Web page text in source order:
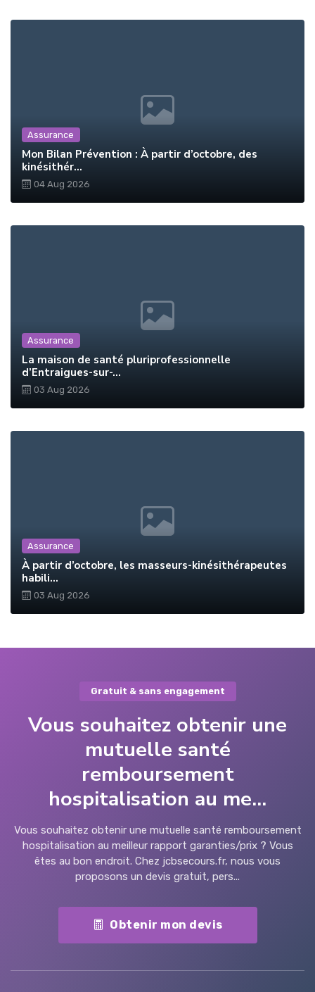
Assurance
Mon Bilan Prévention : À partir d’octobre, des
kinésithér...
04 Aug 2026
Assurance
La maison de santé pluriprofessionnelle
d’Entraigues-sur-...
03 Aug 2026
Assurance
À partir d’octobre, les masseurs-kinésithérapeutes
habili...
03 Aug 2026
Gratuit & sans engagement
Vous souhaitez obtenir une
mutuelle santé
remboursement
hospitalisation au me...
Vous souhaitez obtenir une mutuelle santé remboursement
hospitalisation au meilleur rapport garanties/prix ? Vous
êtes au bon endroit. Chez jcbsecours.fr, nous vous
proposons un devis gratuit, pers...
Obtenir mon devis